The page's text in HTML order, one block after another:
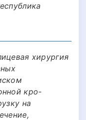
хирургия
кро-
на